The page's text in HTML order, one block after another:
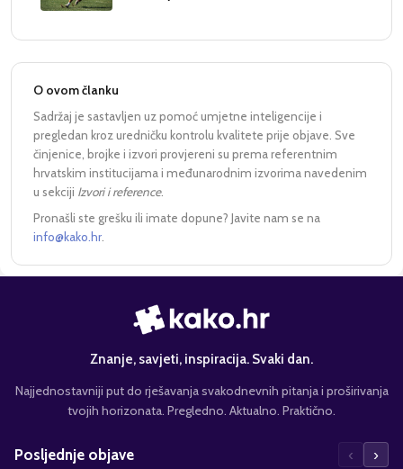
O ovom članku
Sadržaj je sastavljen uz pomoć umjetne inteligencije i
pregledan kroz uredničku kontrolu kvalitete prije objave. Sve
činjenice, brojke i izvori provjereni su prema referentnim
hrvatskim institucijama i međunarodnim izvorima navedenim
u sekciji Izvori i reference.
Pronašli ste grešku ili imate dopune? Javite nam se na
info@kako.hr.
Znanje, savjeti, inspiracija. Svaki dan.
Najjednostavniji put do rješavanja svakodnevnih pitanja i proširivanja
tvojih horizonata. Pregledno. Aktualno. Praktično.
Posljednje objave ‹ ›